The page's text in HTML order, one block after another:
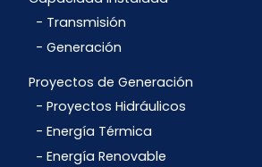
Transmisión
Generación
Proyectos de Generación
Proyectos Hidráulicos
Energía Térmica
Energía Renovable